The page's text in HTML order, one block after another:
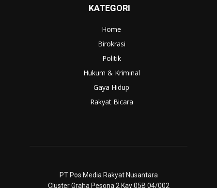
KATEGORI
Home
Birokrasi
Politik
Hukum & Kriminal
Gaya Hidup
Rakyat Bicara
PT Pos Media Rakyat Nusantara
Cluster Graha Pesona 2 Kav 05B 04/002